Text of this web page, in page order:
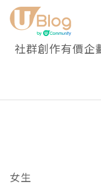
社群創作有價企
女生